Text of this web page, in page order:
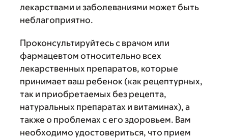
лекарствами и заболеваниями может быть
неблагоприятно.
Проконсультируйтесь с врачом или
фармацевтом относительно всех
лекарственных препаратов, которые
принимает ваш ребенок (как рецептурных,
так и приобретаемых без рецепта,
натуральных препаратах и витаминах), а
также о проблемах с его здоровьем. Вам
необходимо удостовериться, что прием